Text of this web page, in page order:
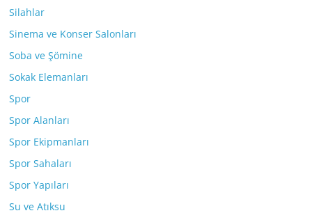
Silahlar
Sinema ve Konser Salonları
Soba ve Şömine
Sokak Elemanları
Spor
Spor Alanları
Spor Ekipmanları
Spor Sahaları
Spor Yapıları
Su ve Atıksu